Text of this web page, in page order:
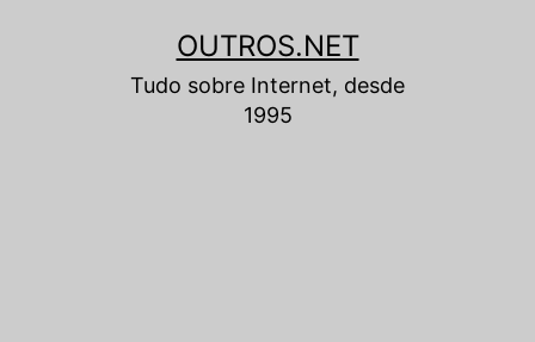
OUTROS.NET
Tudo sobre Internet, desde
1995